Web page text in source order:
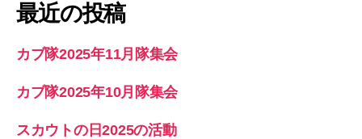
最近の投稿
カブ隊2025年11月隊集会
カブ隊2025年10月隊集会
スカウトの日2025の活動